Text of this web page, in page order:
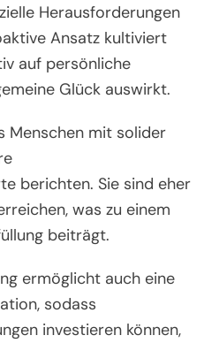
Herausforderungen
Ansatz kultiviert
auf persönliche
Glück auswirkt.
Menschen mit solider
berichten. Sie sind eher
was zu einem
beiträgt.
ermöglicht auch eine
sodass
investieren können,